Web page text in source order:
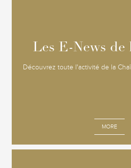
Les E-News de
Découvrez toute l'activité de la
MORE
Les E-News de